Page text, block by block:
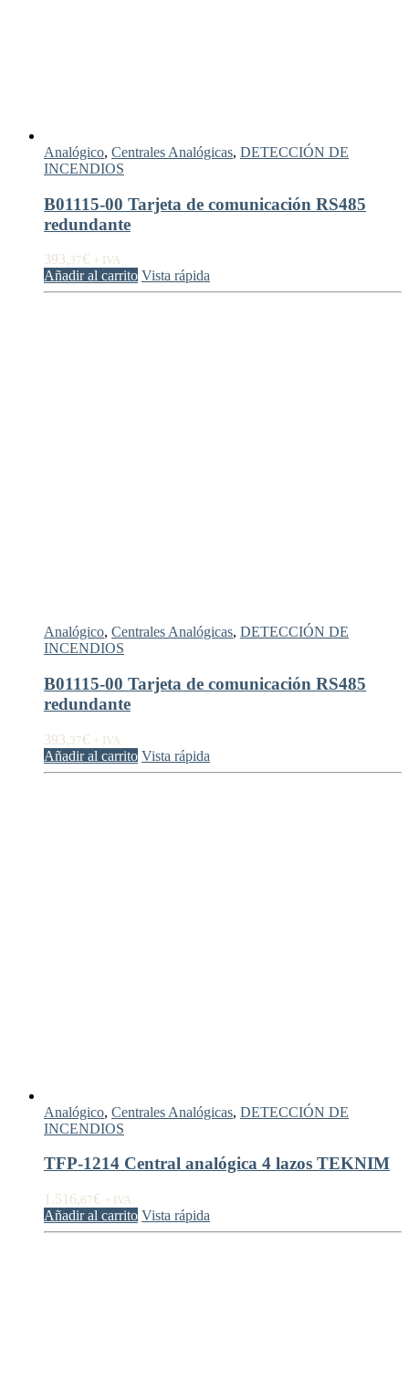
Analógico, Centrales Analógicas, DETECCIÓN DE
INCENDIOS
B01115-00 Tarjeta de comunicación RS485
redundante
393,37€ + IVA
Añadir al carrito Vista rápida
Analógico, Centrales Analógicas, DETECCIÓN DE
INCENDIOS
B01115-00 Tarjeta de comunicación RS485
redundante
393,37€ + IVA
Añadir al carrito Vista rápida
Analógico, Centrales Analógicas, DETECCIÓN DE
INCENDIOS
TFP-1214 Central analógica 4 lazos TEKNIM
1.516,67€ + IVA
Añadir al carrito Vista rápida